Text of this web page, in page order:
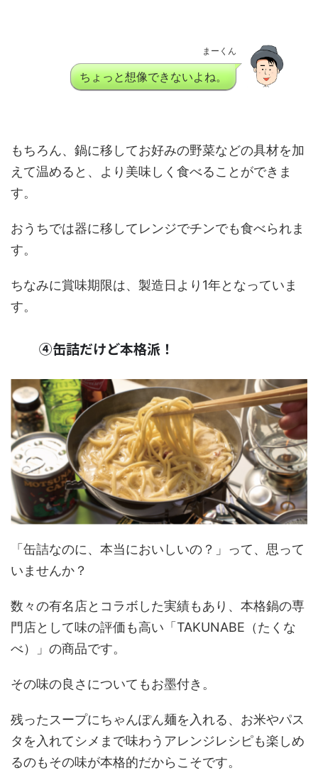
まーくん
ちょっと想像できないよね。
もちろん、鍋に移してお好みの野菜などの具材を加
えて温めると、より美味しく食べることができま
す。
おうちでは器に移してレンジでチンでも食べられま
す。
ちなみに賞味期限は、製造日より1年となっていま
す。
④缶詰だけど本格派！
「缶詰なのに、本当においしいの？」って、思って
いませんか？
数々の有名店とコラボした実績もあり、本格鍋の専
門店として味の評価も高い「TAKUNABE（たくな
べ）」の商品です。
その味の良さについてもお墨付き。
残ったスープにちゃんぽん麺を入れる、お米やパス
タを入れてシメまで味わうアレンジレシピも楽しめ
るのもその味が本格的だからこそです。